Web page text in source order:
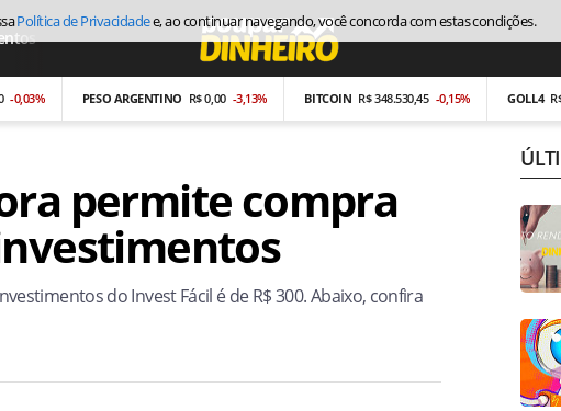
Economia
PESO ARGENTINO R$ 0,00 -3,13% BITCOIN R$ 348.530,45 -0,15% GOLL4 R$ 2,87 -
permite compra
do Invest Fácil é de R$ 300. Abaixo, confira
Política de Privacidadee, ao continuar navegando, você concorda com estas condições.